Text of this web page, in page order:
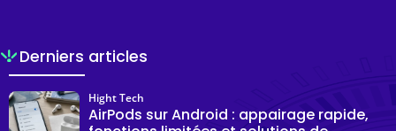
Derniers articles
AirPods sur Android : appairage rapide,
Hight Tech